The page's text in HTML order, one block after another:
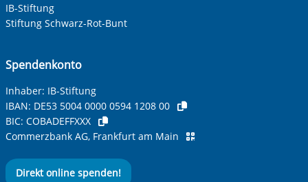
IB-Stiftung
Stiftung Schwarz-Rot-Bunt
Spendenkonto
Inhaber: IB-Stiftung
IBAN: DE53 5004 0000 0594 1208 00
BIC: COBADEFFXXX
Commerzbank AG, Frankfurt am Main
Direkt online spenden!